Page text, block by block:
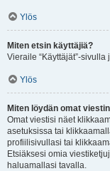
Ylös
Miten etsin käyttäjiä?
Vieraile “Käyttäjät”-sivulla
Ylös
Miten löydän omat
Omat viestisi näet
asetuksissa tai
profiilisivullasi tai
Etsiäksesi omia
haluamallasi tavalla.